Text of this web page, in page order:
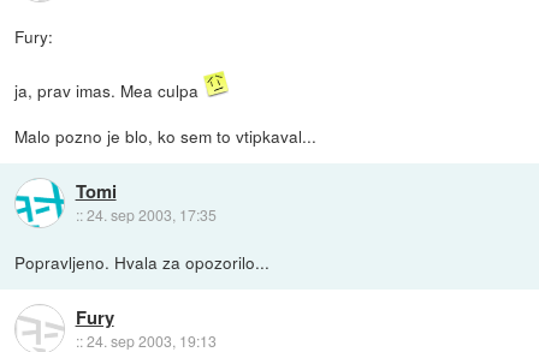
Fury:
ja, prav imas. Mea culpa
Malo pozno je blo, ko sem to vtipkaval...
Tomi
::24. sep 2003, 17:35
Popravljeno. Hvala za opozorilo...
Fury
::24. sep 2003, 19:13